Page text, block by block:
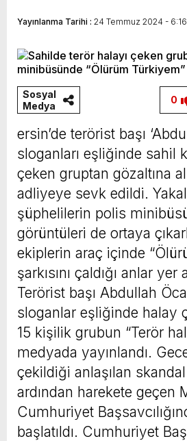
Sayın Vahap Seçer’i makamında
ilişkin birçok konuda fikir
bulunduk. Ortak akıl ve iş
geçireceğimiz çalışmalar üzerine
görüşme gerçekleştirdik. Nazik ev sahipliği ve
kıymetli değerlendirmeleri için
Sayın Vahap Seçer’e teşekkür
Vahap Seçer
Yayınlanma Tarihi : 24 Temmuz 2024 - 6:16
Sosyal
Medya
0
ersin’de terörist başı
sloganları eşliğinde sahil
çeken gruptan gözaltına
adliyeye sevk edildi.
şüphelilerin polis
görüntüleri de ortaya
ekiplerin araç içinde
şarkısını çaldığı anlar yer
Terörist başı Abdullah
sloganlar eşliğinde halay
15 kişilik grubun “Terör
medyada yayınlandı.
çekildiği anlaşılan
ardından harekete geçen
Cumhuriyet
başlatıldı. Cumhuriyet